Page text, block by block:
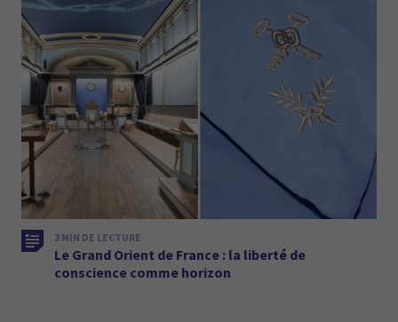
3 MIN DE LECTURE
Le Grand Orient de France : la liberté de
conscience comme horizon